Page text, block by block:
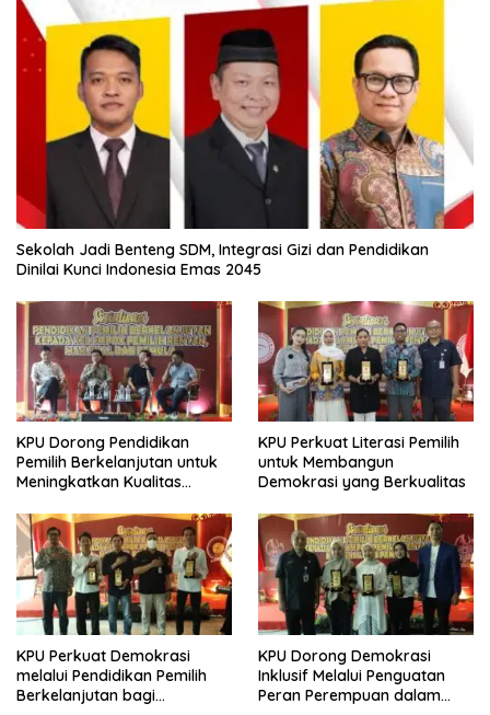
Sekolah Jadi Benteng SDM, Integrasi Gizi dan Pendidikan
Dinilai Kunci Indonesia Emas 2045
KPU Dorong Pendidikan
Pemilih Berkelanjutan untuk
Meningkatkan Kualitas
KPU Perkuat Literasi Pemilih
untuk Membangun
Demokrasi yang Berkualitas
KPU Perkuat Demokrasi
melalui Pendidikan Pemilih
Berkelanjutan bagi
KPU Dorong Demokrasi
Inklusif Melalui Penguatan
Peran Perempuan dalam